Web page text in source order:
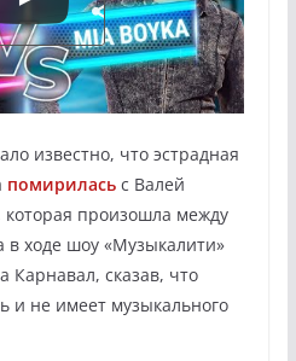
известно, что эстрадная
помириласьс Валей
произошла между
в ходе шоу «Музыкалити»
Карнавал, сказав, что
и не имеет музыкального